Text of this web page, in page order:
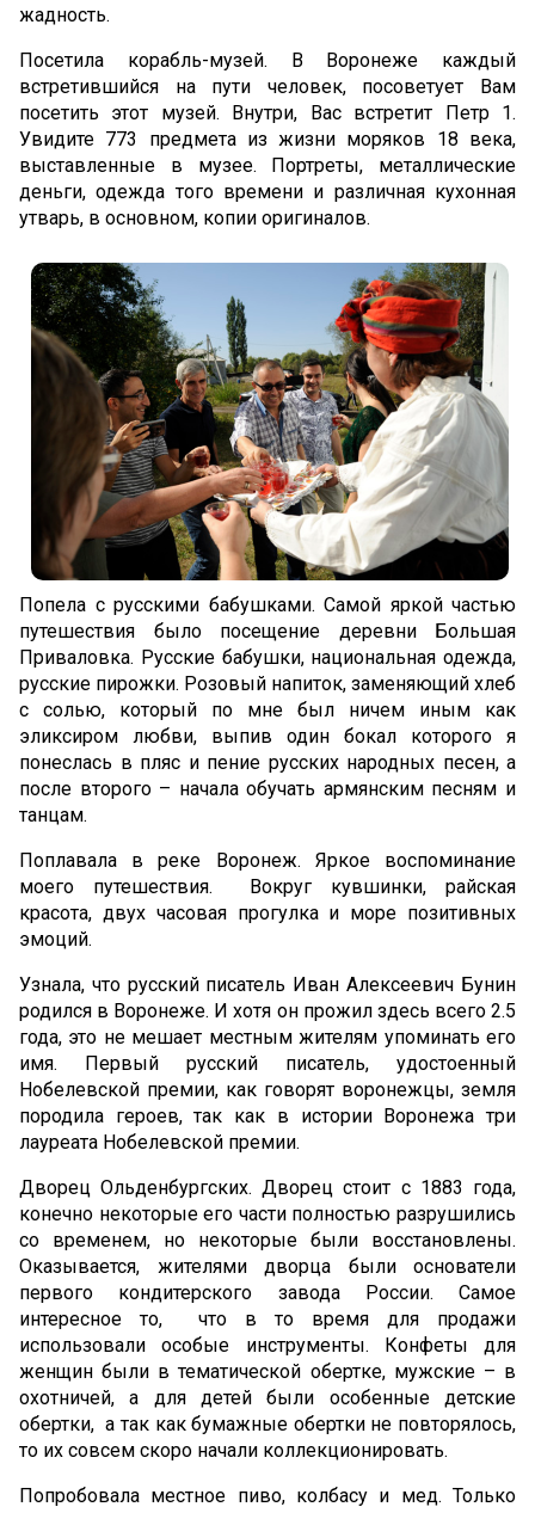
жадность.
Посетила корабль-музей. В Воронеже каждый
встретившийся на пути человек, посоветует Вам
посетить этот музей. Внутри, Вас встретит Петр 1.
Увидите 773 предмета из жизни моряков 18 века,
выставленные в музее. Портреты, металлические
деньги, одежда того времени и различная кухонная
утварь, в основном, копии оригиналов.
Попела с русскими бабушками. Самой яркой частью
путешествия было посещение деревни Большая
Приваловка. Русские бабушки, национальная одежда,
русские пирожки. Розовый напиток, заменяющий хлеб
с солью, который по мне был ничем иным как
эликсиром любви, выпив один бокал которого я
понеслась в пляс и пение русских народных песен, а
после второго – начала обучать армянским песням и
танцам.
Поплавала в реке Воронеж. Яркое воспоминание
моего путешествия. Вокруг кувшинки, райская
красота, двух часовая прогулка и море позитивных
эмоций.
Узнала, что русский писатель Иван Алексеевич Бунин
родился в Воронеже. И хотя он прожил здесь всего 2.5
года, это не мешает местным жителям упоминать его
имя. Первый русский писатель, удостоенный
Нобелевской премии, как говорят воронежцы, земля
породила героев, так как в истории Воронежа три
лауреата Нобелевской премии.
Дворец Ольденбургских. Дворец стоит с 1883 года,
конечно некоторые его части полностью разрушились
со временем, но некоторые были восстановлены.
Оказывается, жителями дворца были основатели
первого кондитерского завода России. Самое
интересное то, что в то время для продажи
использовали особые инструменты. Конфеты для
женщин были в тематической обертке, мужские – в
охотничей, а для детей были особенные детские
обертки, а так как бумажные обертки не повторялось,
то их совсем скоро начали коллекционировать.
Попробовала местное пиво, колбасу и мед. Только